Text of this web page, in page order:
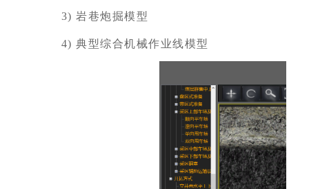
3)岩巷炮掘模型
4)典型综合机械作业线模型